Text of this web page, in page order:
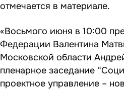
отмечается в материале.
«Восьмого июня в 10:00
Федерации Валентина
Московской области
пленарное заседание
проектное управление –